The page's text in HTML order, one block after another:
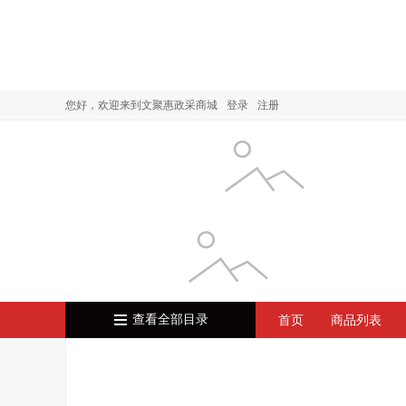
您好，欢迎来到文聚惠政采商城 登录 注册
查看全部目录 首页 商品列表